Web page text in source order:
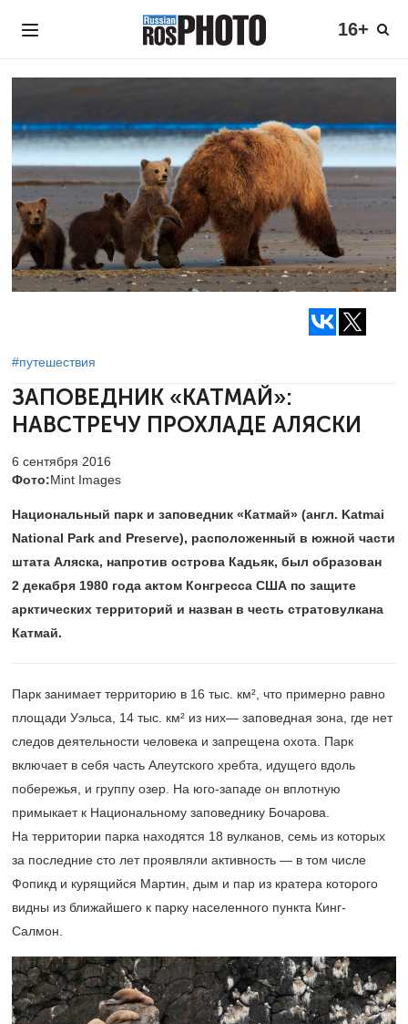
16+
#путешествия
ЗАПОВЕДНИК «КАТМАЙ»:
НАВСТРЕЧУ ПРОХЛАДЕ АЛЯСКИ
6 сентября 2016
Фото:Mint Images
Национальный парк и заповедник «Катмай» (англ. Katmai
National Park and Preserve), расположенный в южной части
штата Аляска, напротив острова Кадьяк, был образован
2 декабря 1980 года актом Конгресса США по защите
арктических территорий и назван в честь стратовулкана
Катмай.​
Парк занимает территорию в 16 тыс. км², что примерно равно
площади Уэльса, 14 тыс. км² из них— заповедная зона, где нет
следов деятельности человека и запрещена охота. Парк
включает в себя часть Алеутского хребта, идущего вдоль
побережья, и группу озер. На юго-западе он вплотную
примыкает к Национальному заповеднику Бочарова.
На территории парка находятся 18 вулканов, семь из которых
за последние сто лет проявляли активность — в том числе
Фопикд и курящийся Мартин, дым и пар из кратера которого
видны из ближайшего к парку населенного пункта Кинг-
Салмон.